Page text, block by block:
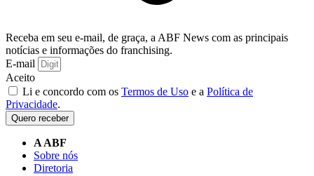
Receba em seu e-mail, de graça, a ABF News com as principais
notícias e informações do franchising.
E-mail
Aceito
Li e concordo com os Termos de Uso e a Política de
Privacidade.
Quero receber
A ABF
Sobre nós
Diretoria